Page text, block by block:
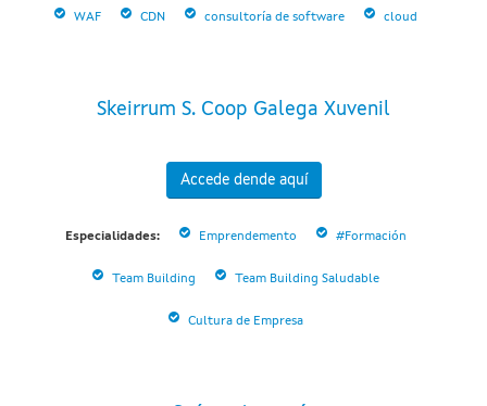
WAF CDN consultoría de software cloud
Skeirrum S. Coop Galega Xuvenil
Accede dende aquí
Especialidades: Emprendemento #Formación
Team Building Team Building Saludable
Cultura de Empresa